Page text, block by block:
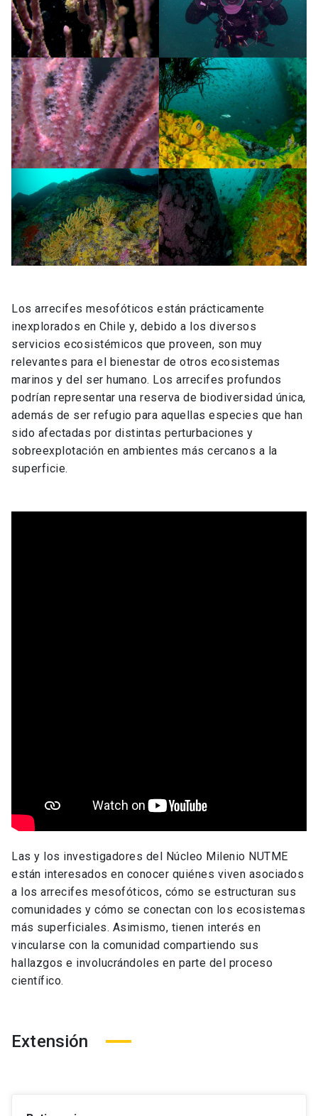
Los arrecifes mesofóticos están prácticamente
inexplorados en Chile y, debido a los diversos
servicios ecosistémicos que proveen, son muy
relevantes para el bienestar de otros ecosistemas
marinos y del ser humano. Los arrecifes profundos
podrían representar una reserva de biodiversidad única,
además de ser refugio para aquellas especies que han
sido afectadas por distintas perturbaciones y
sobreexplotación en ambientes más cercanos a la
superficie.
Las y los investigadores del Núcleo Milenio NUTME
están interesados en conocer quiénes viven asociados
a los arrecifes mesofóticos, cómo se estructuran sus
comunidades y cómo se conectan con los ecosistemas
más superficiales. Asimismo, tienen interés en
vincularse con la comunidad compartiendo sus
hallazgos e involucrándoles en parte del proceso
científico.
Extensión